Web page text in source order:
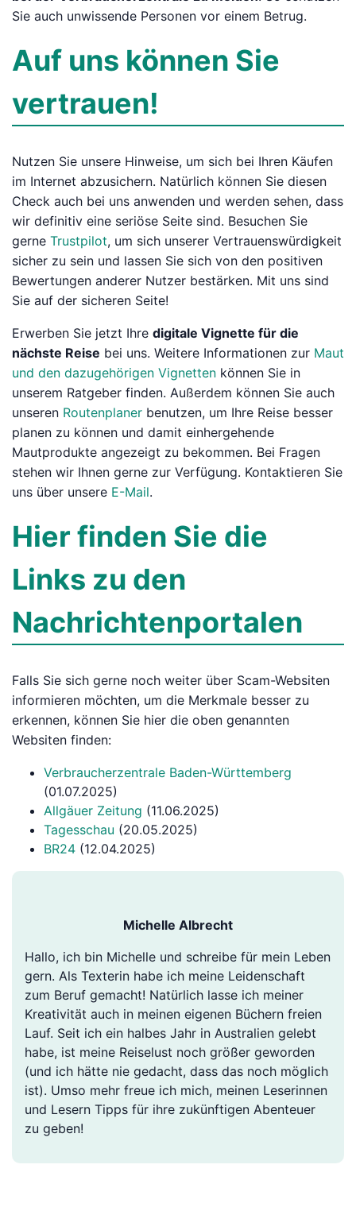
Sie auch unwissende Personen vor einem Betrug.
Auf uns können Sie
vertrauen!
Nutzen Sie unsere Hinweise, um sich bei Ihren Käufen
im Internet abzusichern. Natürlich können Sie diesen
Check auch bei uns anwenden und werden sehen, dass
wir definitiv eine seriöse Seite sind. Besuchen Sie
gerne Trustpilot, um sich unserer Vertrauenswürdigkeit
sicher zu sein und lassen Sie sich von den positiven
Bewertungen anderer Nutzer bestärken. Mit uns sind
Sie auf der sicheren Seite!
Erwerben Sie jetzt Ihre digitale Vignette für die
nächste Reise bei uns. Weitere Informationen zur Maut
und den dazugehörigen Vignetten können Sie in
unserem Ratgeber finden. Außerdem können Sie auch
unseren Routenplaner benutzen, um Ihre Reise besser
planen zu können und damit einhergehende
Mautprodukte angezeigt zu bekommen. Bei Fragen
stehen wir Ihnen gerne zur Verfügung. Kontaktieren Sie
uns über unsere E-Mail.
Hier finden Sie die
Links zu den
Nachrichtenportalen
Falls Sie sich gerne noch weiter über Scam-Websiten
informieren möchten, um die Merkmale besser zu
erkennen, können Sie hier die oben genannten
Websiten finden:
Verbraucherzentrale Baden-Württemberg
(01.07.2025)
Allgäuer Zeitung (11.06.2025)
Tagesschau (20.05.2025)
BR24 (12.04.2025)
Michelle Albrecht
Hallo, ich bin Michelle und schreibe für mein Leben
gern. Als Texterin habe ich meine Leidenschaft
zum Beruf gemacht! Natürlich lasse ich meiner
Kreativität auch in meinen eigenen Büchern freien
Lauf. Seit ich ein halbes Jahr in Australien gelebt
habe, ist meine Reiselust noch größer geworden
(und ich hätte nie gedacht, dass das noch möglich
ist). Umso mehr freue ich mich, meinen Leserinnen
und Lesern Tipps für ihre zukünftigen Abenteuer
zu geben!